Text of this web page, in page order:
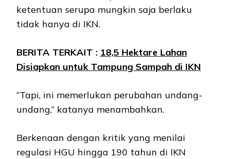
ketentuan serupa mungkin saja berlaku
tidak hanya di IKN.
BERITA TERKAIT : 18,5 Hektare Lahan
Disiapkan untuk Tampung Sampah di IKN
“Tapi, ini memerlukan perubahan undang-
undang,” katanya menambahkan.
Berkenaan dengan kritik yang menilai
regulasi HGU hingga 190 tahun di IKN